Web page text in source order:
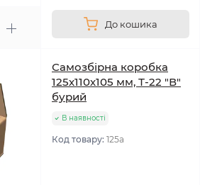
До кошика
Самозбірна коробка
125х110х105 мм, Т-22 "В"
бурий
В наявності
Код товару: 125а